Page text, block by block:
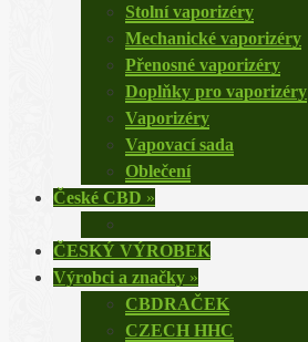
Stolní vaporizéry
Mechanické vaporizéry
Přenosné vaporizéry
Doplňky pro vaporizéry
Vaporizéry
Vapovací sada
Oblečení
České CBD »
ČESKÝ VÝROBEK
Výrobci a značky »
CBDRAČEK
CZECH HHC